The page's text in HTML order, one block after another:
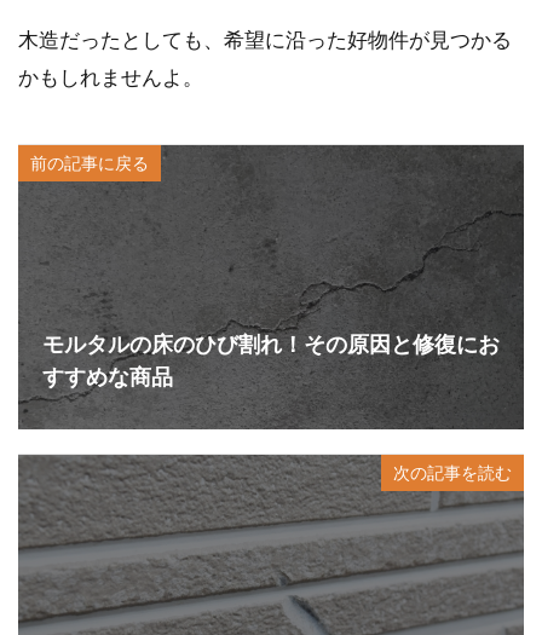
木造だったとしても、希望に沿った好物件が見つかる
かもしれませんよ。
前の記事に戻る
モルタルの床のひび割れ！その原因と修復にお
すすめな商品
次の記事を読む